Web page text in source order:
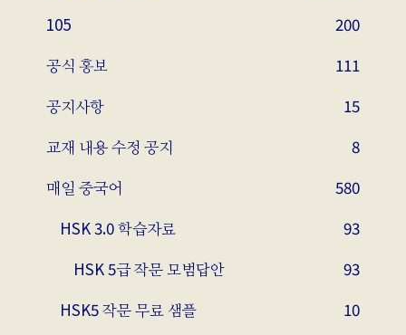
105
200
공식 홍보
111
공지사항
15
교재 내용 수정 공지
8
매일 중국어
580
HSK 3.0 학습자료
93
HSK 5급 작문 모범답안
93
HSK5 작문 무료 샘플
10